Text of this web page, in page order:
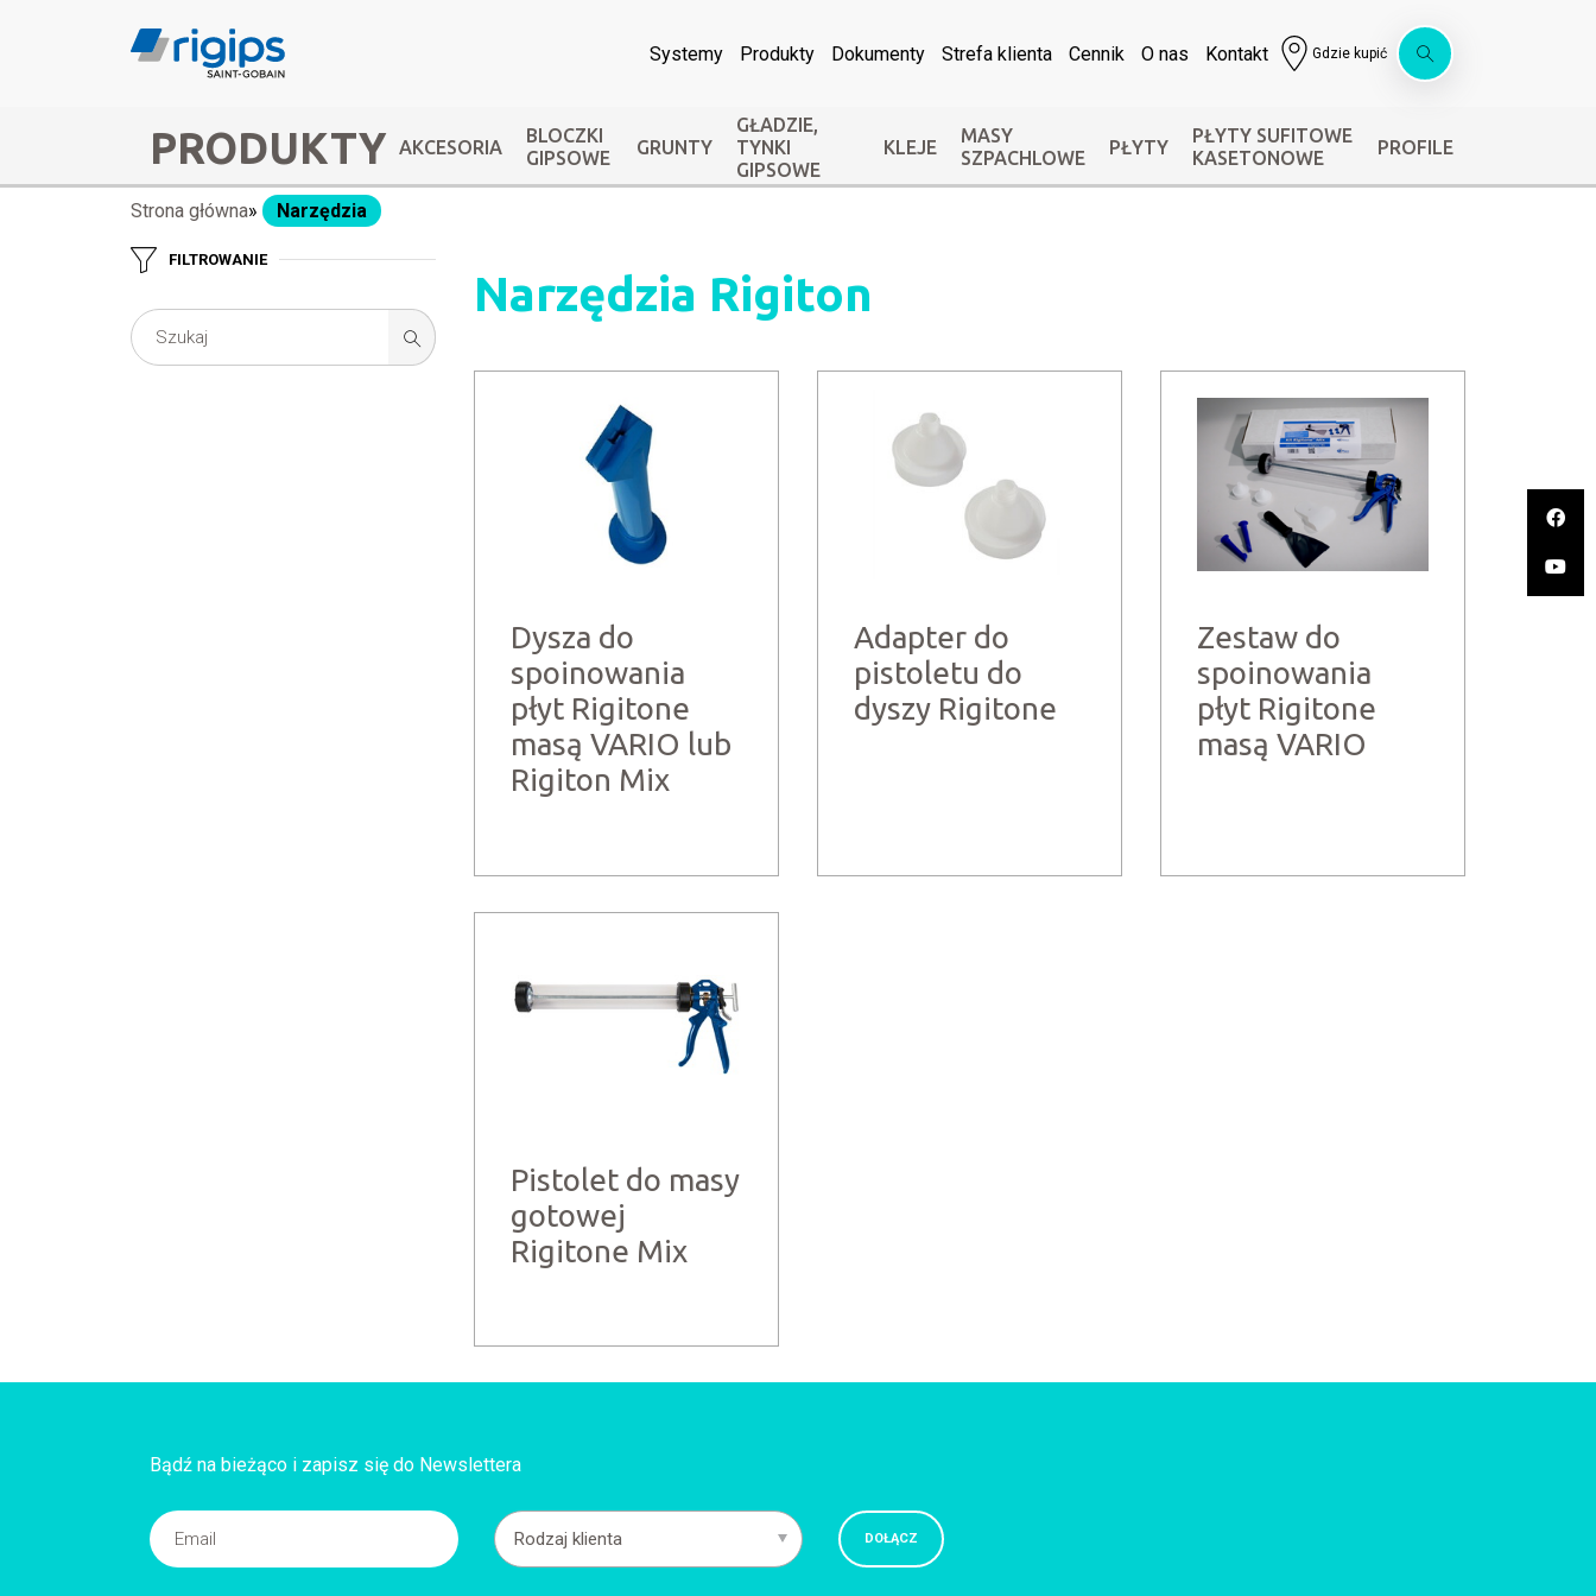
Systemy Produkty Dokumenty Strefa klienta Cennik O nas Kontakt Gdzie kupić
navigation
submenu
PRODUKTY AKCESORIA
BLOCZKI
GIPSOWE
GRUNTY
GŁADZIE,
TYNKI
GIPSOWE
KLEJE
MASY
SZPACHLOWE
PŁYTY
PŁYTY SUFITOWE
KASETONOWE
PROFILE
Ścieżka
nawigacyjna
Strona główna Narzędzia
FILTROWANIE
Narzędzia Rigiton
Dysza do
spoinowania
płyt Rigitone
masą VARIO lub
Rigiton Mix
Adapter do
pistoletu do
dyszy Rigitone
Zestaw do
spoinowania
płyt Rigitone
masą VARIO
Pistolet do masy
gotowej
Rigitone Mix
Bądź na bieżąco i zapisz się do Newslettera
Rodzaj klienta